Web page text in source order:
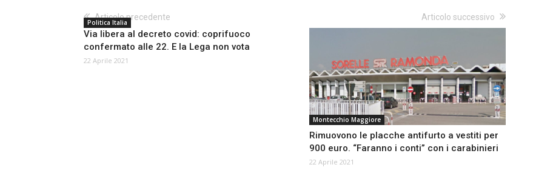
Articolo precedente
Politica Italia
Via libera al decreto covid: coprifuoco
confermato alle 22. E la Lega non vota
22 Aprile 2021
Articolo successivo
Montecchio Maggiore
Rimuovono le placche antifurto a vestiti per
900 euro. “Faranno i conti” con i carabinieri
22 Aprile 2021